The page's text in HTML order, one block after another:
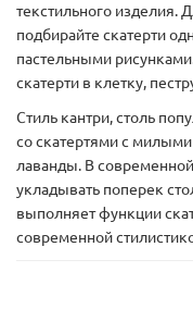
текстильного изделия.
подбирайте скатерти
пастельными
скатерти в клетку,
Стиль кантри, столь
со скатертями с
лаванды. В
укладывать поперек
выполняет функции
современной